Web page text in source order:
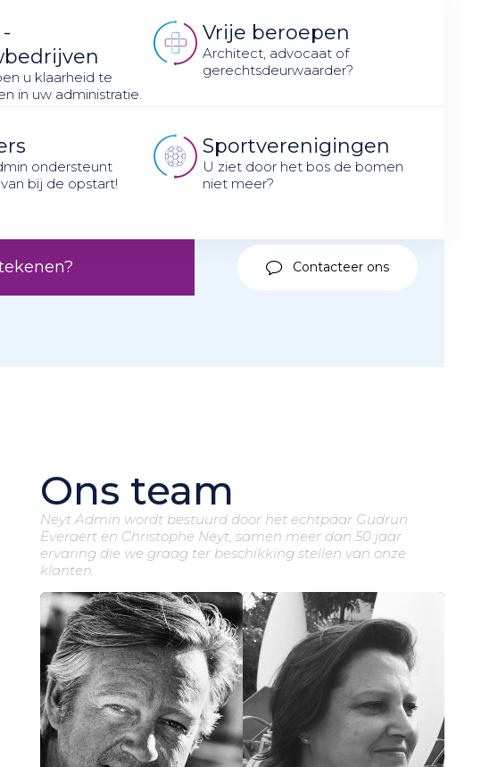
u klaarheid te
in uw administratie.
Vrije beroepen
Architect, advocaat of
gerechtsdeurwaarder?
ondersteunt
bij de opstart!
Sportverenigingen
U ziet door het bos de bomen
niet meer?
Contacteer ons
Ons team
Neyt Admin wordt bestuurd door het echtpaar Gudrun
Everaert en Christophe Neyt, samen meer dan 50 jaar
ervaring die we graag ter beschikking stellen van onze
klanten.